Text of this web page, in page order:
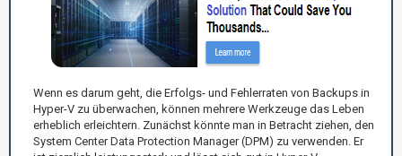
Wenn es darum geht, die Erfolgs- und Fehlerraten von Backups in
Hyper-V zu überwachen, können mehrere Werkzeuge das Leben
erheblich erleichtern. Zunächst könnte man in Betracht ziehen, den
System Center Data Protection Manager (DPM) zu verwenden. Er